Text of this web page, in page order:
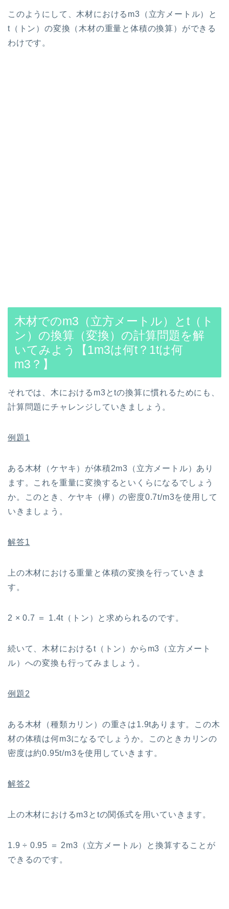
このようにして、木材におけるm3（立方メートル）と
t（トン）の変換（木材の重量と体積の換算）ができる
わけです。
木材でのm3（立方メートル）とt（ト
ン）の換算（変換）の計算問題を解
いてみよう【1m3は何t？1tは何
m3？】
それでは、木におけるm3とtの換算に慣れるためにも、
計算問題にチャレンジしていきましょう。
例題1
ある木材（ケヤキ）が体積2m3（立方メートル）あり
ます。これを重量に変換するといくらになるでしょう
か。このとき、ケヤキ（欅）の密度0.7t/m3を使用して
いきましょう。
解答1
上の木材における重量と体積の変換を行っていきま
す。
2 × 0.7 ＝ 1.4t（トン）と求められるのです。
続いて、木材におけるt（トン）からm3（立方メート
ル）への変換も行ってみましょう。
例題2
ある木材（種類カリン）の重さは1.9tあります。この木
材の体積は何m3になるでしょうか。このときカリンの
密度は約0.95t/m3を使用していきます。
解答2
上の木材におけるm3とtの関係式を用いていきます。
1.9 ÷ 0.95 ＝ 2m3（立方メートル）と換算することが
できるのです。